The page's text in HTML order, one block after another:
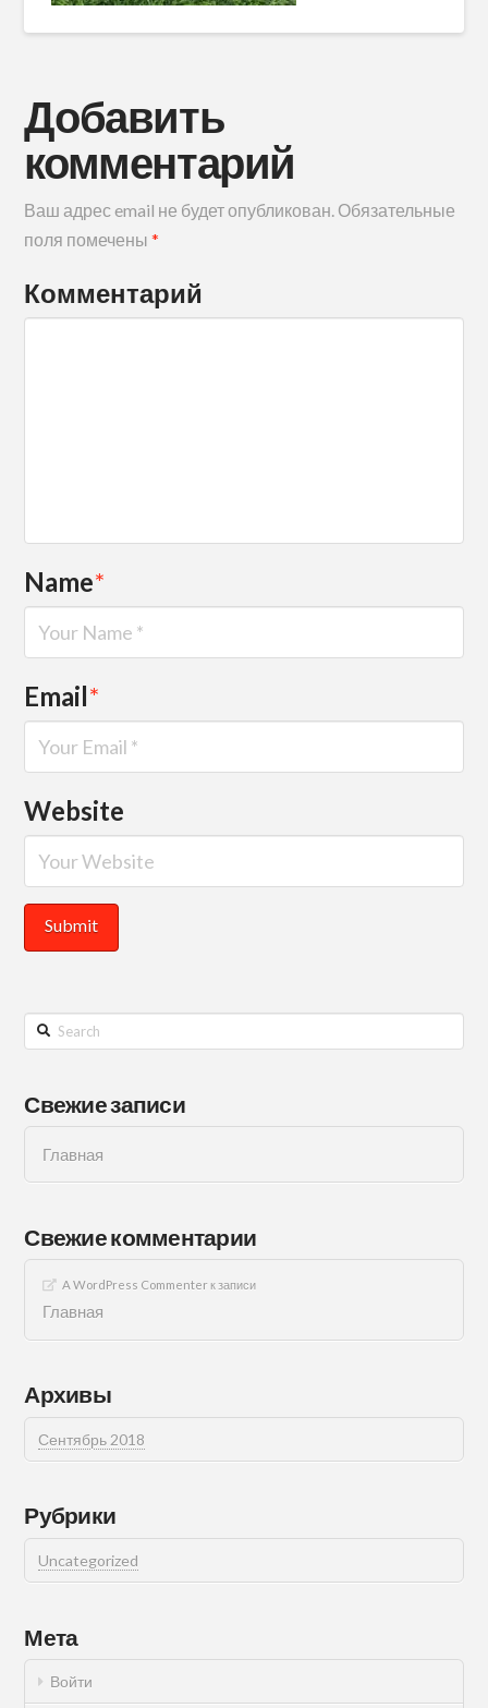
Добавить
комментарий
Ваш адрес email не будет опубликован. Обязательные
поля помечены*
Комментарий
Name*
Email*
Website
Search
Свежие записи
Главная
Свежие комментарии
A WordPress Commenterк записи
Главная
Архивы
Сентябрь 2018
Рубрики
Uncategorized
Мета
Войти